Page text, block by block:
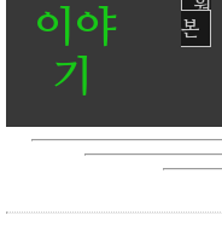
이야
기
원
본